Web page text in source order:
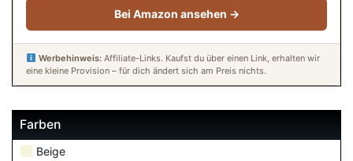
Bei Amazon ansehen →
Werbehinweis:Affiliate-Links. Kaufst du über einen Link, erhalten wir
eine kleine Provision – für dich ändert sich am Preis nichts.
Farben
Beige